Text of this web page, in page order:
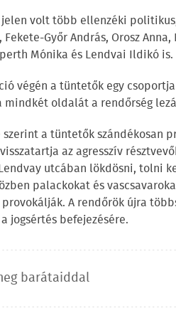
volt több ellenzéki
Fekete-Győr András, Orosz
Mónika és Lendvai Ildikó is.
végén a tüntetők egy
mindkét oldalát a rendőrség
szerint a tüntetők szándékosan
az agresszív
utcában lökdösni, tolni
palackokat és
A rendőrök újra
jogsértés befejezésére.
barátaiddal